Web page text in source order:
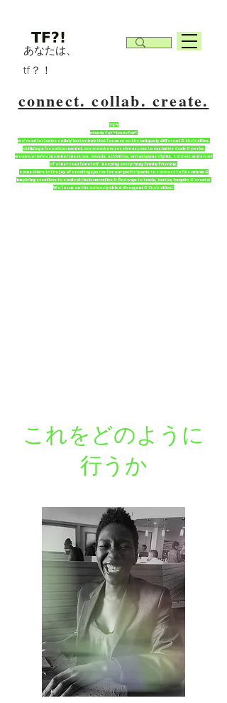
あなたは、
tf？！
connect. collab. create.
TF?!
stands for “tradefor”
we're an inclusive collab/barter hub that focuses on the uniquely different & their allies.
utilizing a freemium model. our members receive access to exclusive deals & perks.
we also provide member meetups, events, activities, virtual game nights, contest and a host
of other cool fun stuff. keeping everything family friendly.
come share in the joy of creating spaces for our participants to connect to like minds &
inspiring creatives to control their narrative & find ways to trade, barter, bargain & create!
We focus on the uniquely abled divergent & their allies!
これをどのように
行うか